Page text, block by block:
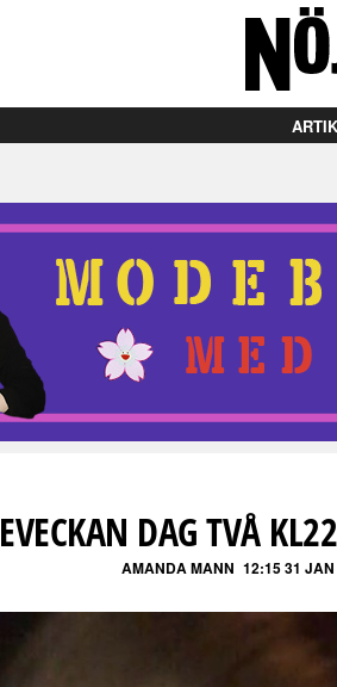
DAG TVÅ
AMANDA MANN 12:15 31